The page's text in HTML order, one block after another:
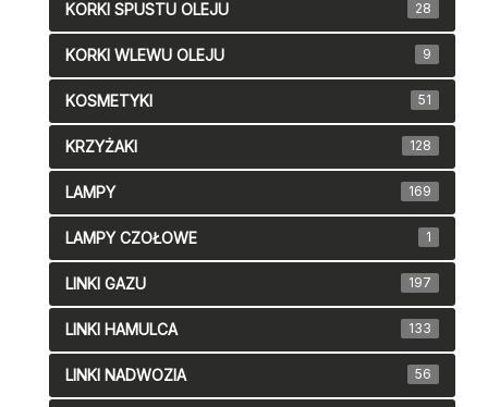
KORKI SPUSTU OLEJU 28
KORKI WLEWU OLEJU 9
KOSMETYKI 51
KRZYŻAKI 128
LAMPY 169
LAMPY CZOŁOWE 1
LINKI GAZU 197
LINKI HAMULCA 133
LINKI NADWOZIA 56